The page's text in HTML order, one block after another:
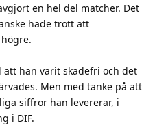
en hel del matcher. Det
hade trott att
han varit skadefri och det
Men med tanke på att
siffror han levererar, i
i DIF.